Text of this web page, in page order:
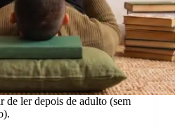
de ler depois de adulto (sem